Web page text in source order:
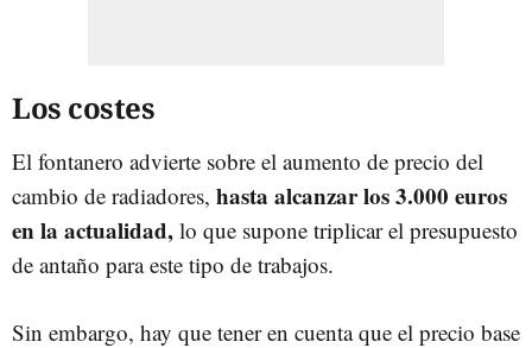
Los costes
El fontanero advierte sobre el aumento de precio del
cambio de radiadores, hasta alcanzar los 3.000 euros
en la actualidad, lo que supone triplicar el presupuesto
de antaño para este tipo de trabajos.
Sin embargo, hay que tener en cuenta que el precio base